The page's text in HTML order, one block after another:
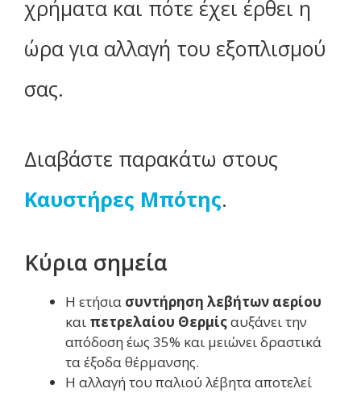
χρήματα και πότε έχει έρθει η
ώρα για αλλαγή του εξοπλισμού
σας.
Διαβάστε παρακάτω στους
Καυστήρες Μπότης.
Κύρια σημεία
Η ετήσια συντήρηση λεβήτων αερίου
και πετρελαίου Θερμίςαυξάνει την
απόδοση έως 35% και μειώνει δραστικά
τα έξοδα θέρμανσης.
Η αλλαγή του παλιού λέβητα αποτελεί